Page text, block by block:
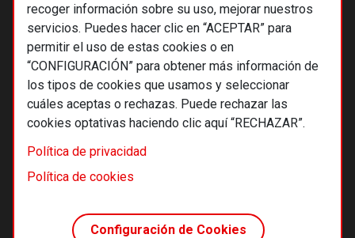
recoger información sobre su uso, mejorar nuestros
servicios. Puedes hacer clic en “ACEPTAR” para
permitir el uso de estas cookies o en
“CONFIGURACIÓN” para obtener más información de
los tipos de cookies que usamos y seleccionar
cuáles aceptas o rechazas. Puede rechazar las
cookies optativas haciendo clic aquí “RECHAZAR”.
Política de privacidad
Política de cookies
Configuración de Cookies
© 2026 Alternativas económicas SCCL
Footer
Términos y condiciones de uso
Política de cookies